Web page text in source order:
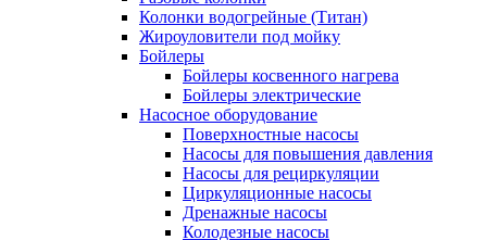
Колонки водогрейные (Титан)
Жироуловители под мойку
Бойлеры
Бойлеры косвенного нагрева
Бойлеры электрические
Насосное оборудование
Поверхностные насосы
Насосы для повышения давления
Насосы для рециркуляции
Циркуляционные насосы
Дренажные насосы
Колодезные насосы